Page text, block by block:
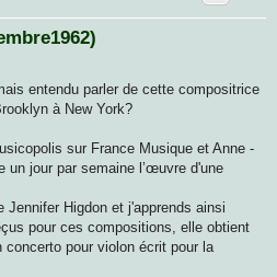
entendu parler de cette compositrice
à New York?
sur France Musique et Anne -
un jour par semaine l’œuvre d'une
Higdon et j'apprends ainsi
pour ces compositions, elle obtient
pour violon écrit pour la